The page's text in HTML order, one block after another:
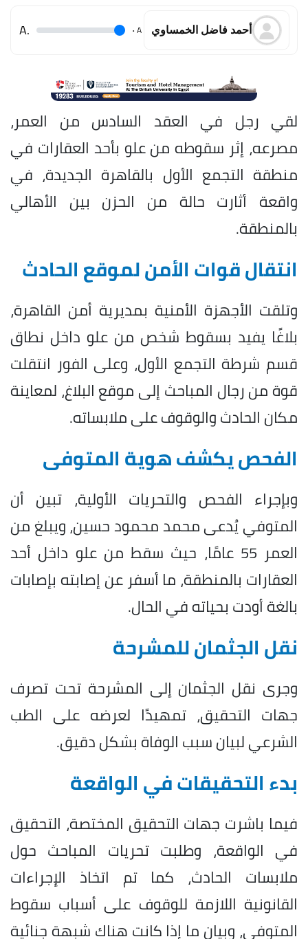
أحمد فاضل الخمساوي A
.
.A
لقي رجل في العقد السادس من العمر،
مصرعه، إثر سقوطه من علو بأحد العقارات في
منطقة التجمع الأول بالقاهرة الجديدة، في
واقعة أثارت حالة من الحزن بين الأهالي
بالمنطقة.
انتقال قوات الأمن لموقع الحادث
وتلقت الأجهزة الأمنية بمديرية أمن القاهرة،
بلاغًا يفيد بسقوط شخص من علو داخل نطاق
قسم شرطة التجمع الأول، وعلى الفور انتقلت
قوة من رجال المباحث إلى موقع البلاغ، لمعاينة
مكان الحادث والوقوف على ملابساته.
الفحص يكشف هوية المتوفى
وبإجراء الفحص والتحريات الأولية، تبين أن
المتوفي يُدعى محمد محمود حسين، ويبلغ من
العمر 55 عامًا، حيث سقط من علو داخل أحد
العقارات بالمنطقة، ما أسفر عن إصابته بإصابات
بالغة أودت بحياته في الحال.
نقل الجثمان للمشرحة
وجرى نقل الجثمان إلى المشرحة تحت تصرف
جهات التحقيق، تمهيدًا لعرضه على الطب
الشرعي لبيان سبب الوفاة بشكل دقيق.
بدء التحقيقات في الواقعة
فيما باشرت جهات التحقيق المختصة، التحقيق
في الواقعة، وطلبت تحريات المباحث حول
ملابسات الحادث، كما تم اتخاذ الإجراءات
القانونية اللازمة للوقوف على أسباب سقوط
المتوفى، وبيان ما إذا كانت هناك شبهة جنائية